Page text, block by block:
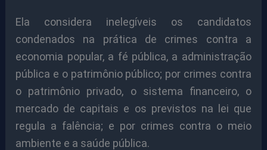
Ela considera inelegíveis os candidatos
condenados na prática de crimes contra a
economia popular, a fé pública, a administração
pública e o patrimônio público; por crimes contra
o patrimônio privado, o sistema financeiro, o
mercado de capitais e os previstos na lei que
regula a falência; e por crimes contra o meio
ambiente e a saúde pública.